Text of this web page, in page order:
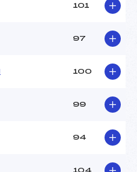
101
97
100
99
94
104